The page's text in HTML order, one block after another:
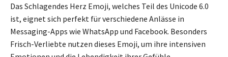
Das Schlagendes Herz Emoji, welches Teil des Unicode 6.0
ist, eignet sich perfekt für verschiedene Anlässe in
Messaging-Apps wie WhatsApp und Facebook. Besonders
Frisch-Verliebte nutzen dieses Emoji, um ihre intensiven